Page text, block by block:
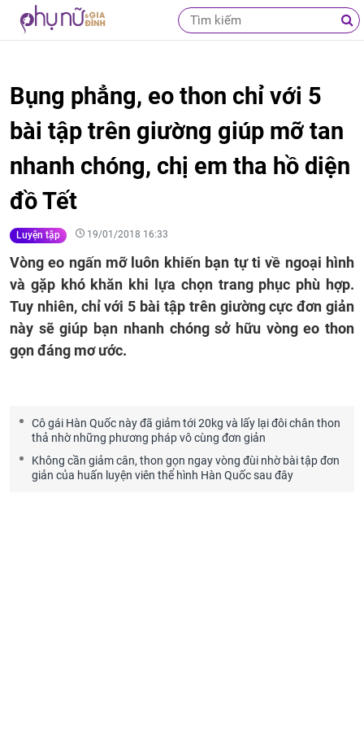
Bụng phẳng, eo thon chỉ với 5
bài tập trên giường giúp mỡ tan
nhanh chóng, chị em tha hồ diện
đồ Tết
Luyện tập 19/01/2018 16:33
Vòng eo ngấn mỡ luôn khiến bạn tự ti về ngoại hình
và gặp khó khăn khi lựa chọn trang phục phù hợp.
Tuy nhiên, chỉ với 5 bài tập trên giường cực đơn giản
này sẽ giúp bạn nhanh chóng sở hữu vòng eo thon
gọn đáng mơ ước.
Cô gái Hàn Quốc này đã giảm tới 20kg và lấy lại đôi chân thon
thả nhờ những phương pháp vô cùng đơn giản
Không cần giảm cân, thon gọn ngay vòng đùi nhờ bài tập đơn
giản của huấn luyện viên thể hình Hàn Quốc sau đây